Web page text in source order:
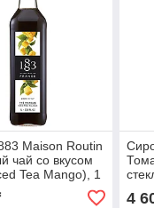
Maison Routin
чай со вкусом
Tea Mango), 1
4